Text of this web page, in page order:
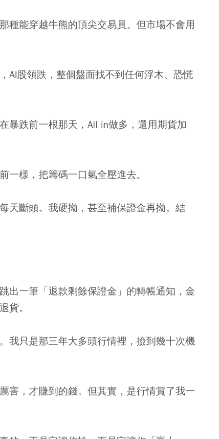
種能穿越牛熊的頂尖交易員。但市場不會用
股領跌，整個盤面找不到任何浮木、恐慌
暴跌前一根那天，All in做多，還用期貨加
樣，把籌碼一口氣全壓進去。
天斷頭。我硬拗，甚至補保證金再拗。結
出一筆「退款剩餘保證金」的轉帳通知，金
貨。
我只是那三年大多頭行情裡，撿到幾十次機
害，才賺到的錢。但其實，是行情賞了我一